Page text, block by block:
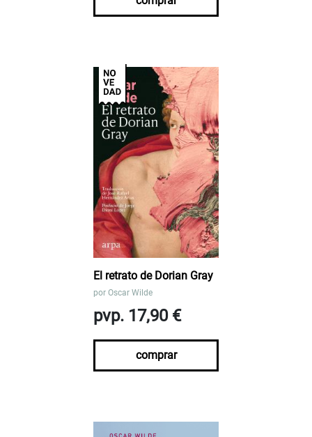
El retrato de Dorian Gray
por Oscar Wilde
pvp. 17,90 €
comprar